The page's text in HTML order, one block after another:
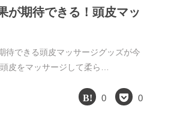
が期待できる！頭皮マッ
待できる頭皮マッサージグッズが今
皮をマッサージして柔ら…
0 0